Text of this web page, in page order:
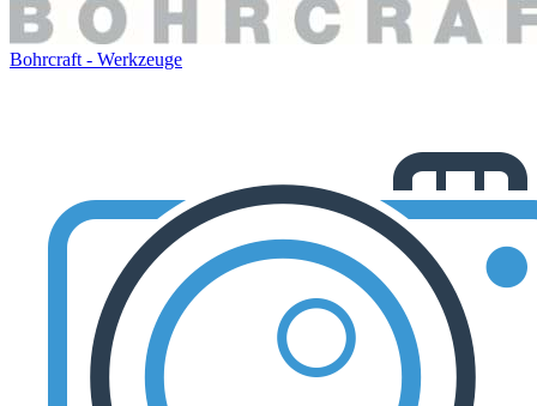
Bohrcraft - Werkzeuge